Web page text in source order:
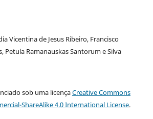
Vicentina de Jesus Ribeiro, Francisco
Petula Ramanauskas Santorum e Silva
sob uma licençaCreative Commons
ShareAlike 4.0 International License.